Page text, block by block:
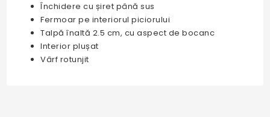
Închidere cu șiret până sus
Fermoar pe interiorul piciorului
Talpă înaltă 2.5 cm, cu aspect de bocanc
Interior plușat
Vârf rotunjit